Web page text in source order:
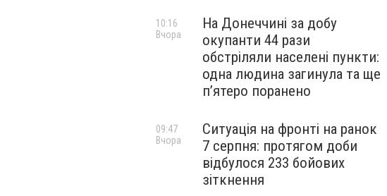
На Донеччині за добу
окупанти 44 рази
обстріляли населені пункти:
одна людина загинула та ще
пʼятеро поранено
10:16
Вчора
Ситуація на фронті на ранок
7 серпня: протягом доби
відбулося 233 бойових
зіткнення
09:47
Вчора